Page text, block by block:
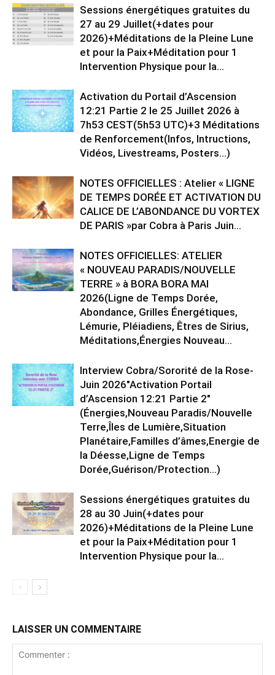
Sessions énergétiques gratuites du
27 au 29 Juillet(+dates pour
2026)+Méditations de la Pleine Lune
et pour la Paix+Méditation pour 1
Intervention Physique pour la...
Activation du Portail d’Ascension
12:21 Partie 2 le 25 Juillet 2026 à
7h53 CEST(5h53 UTC)+3 Méditations
de Renforcement(Infos, Intructions,
Vidéos, Livestreams, Posters…)
NOTES OFFICIELLES : Atelier « LIGNE
DE TEMPS DORÉE ET ACTIVATION DU
CALICE DE L’ABONDANCE DU VORTEX
DE PARIS »par Cobra à Paris Juin...
NOTES OFFICIELLES: ATELIER
« NOUVEAU PARADIS/NOUVELLE
TERRE » à BORA BORA MAI
2026(Ligne de Temps Dorée,
Abondance, Grilles Énergétiques,
Lémurie, Pléiadiens, Êtres de Sirius,
Méditations,Énergies Nouveau...
Interview Cobra/Sororité de la Rose-
Juin 2026″Activation Portail
d’Ascension 12:21 Partie 2″
(Énergies,Nouveau Paradis/Nouvelle
Terre,Îles de Lumière,Situation
Planétaire,Familles d’âmes,Energie de
la Déesse,Ligne de Temps
Dorée,Guérison/Protection…)
Sessions énergétiques gratuites du
28 au 30 Juin(+dates pour
2026)+Méditations de la Pleine Lune
et pour la Paix+Méditation pour 1
Intervention Physique pour la...
LAISSER UN COMMENTAIRE